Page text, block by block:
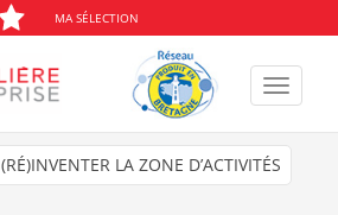
MA SÉLECTION
Toggle
(RÉ)INVENTER LA ZONE D’ACTIVITÉS